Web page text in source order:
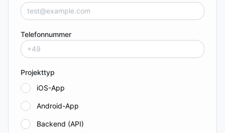
Telefonnummer
Projekttyp
iOS-App
Android-App
Backend (API)